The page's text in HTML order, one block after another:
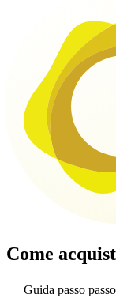
Come
Guida passo passo